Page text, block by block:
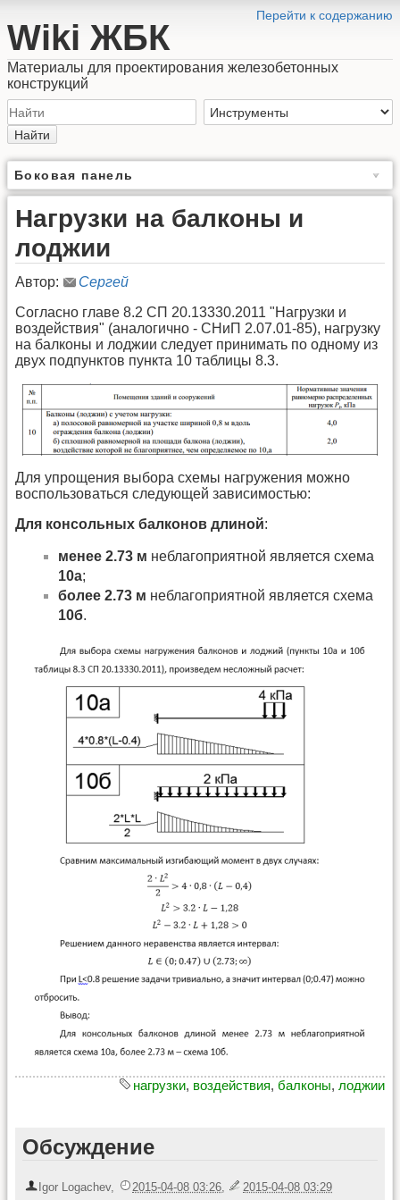
Перейти к содержанию
Wiki ЖБК
Материалы для проектирования железобетонных
конструкций
Найти
Боковая панель
Нагрузки на балконы и
лоджии
Автор:
Сергей
Согласно главе 8.2 СП 20.13330.2011 "Нагрузки и
воздействия" (аналогично - СНиП 2.07.01-85), нагрузку
на балконы и лоджии следует принимать по одному из
двух подпунктов пункта 10 таблицы 8.3.
Для упрощения выбора схемы нагружения можно
воспользоваться следующей зависимостью:
Для консольных балконов длиной:
менее 2.73 м неблагоприятной является схема
10а;
более 2.73 м неблагоприятной является схема
10б.
нагрузки, воздействия, балконы, лоджии
Обсуждение
Igor Logachev, 2015-04-08 03:26, 2015-04-08 03:29